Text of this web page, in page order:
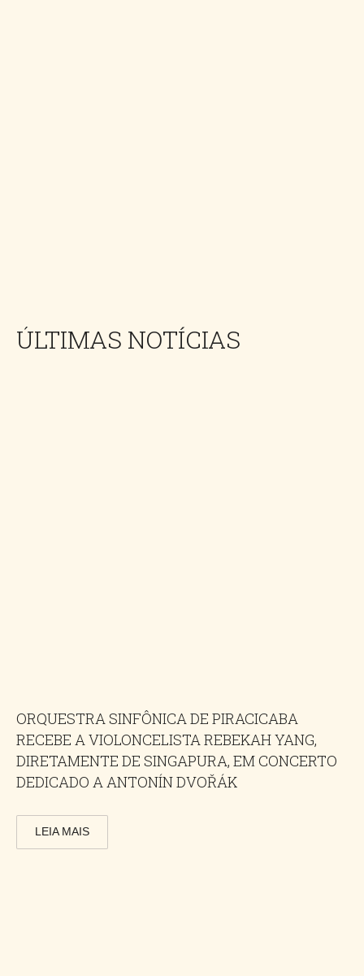
ÚLTIMAS NOTÍCIAS
ORQUESTRA SINFÔNICA DE PIRACICABA
RECEBE A VIOLONCELISTA REBEKAH YANG,
DIRETAMENTE DE SINGAPURA, EM CONCERTO
DEDICADO A ANTONÍN DVOŘÁK
LEIA MAIS